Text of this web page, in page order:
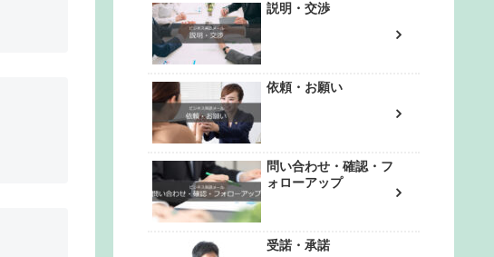
説明・交渉
依頼・お願い
問い合わせ・確認・フ
ォローアップ
受諾・承諾